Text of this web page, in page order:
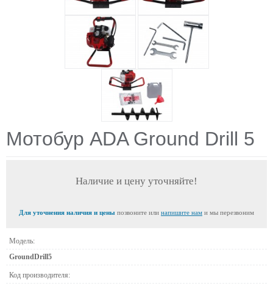
Мотобур ADA Ground Drill 5
Наличие и цену уточняйте!
Для уточнения наличия и цены позвоните или напишите нам и мы перезвоним
Модель:
GroundDrill5
Код производителя: